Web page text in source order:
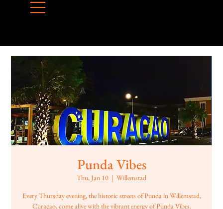
Punda Vibes
Thu, Jan 10
  |
Willemstad
Every Thursday evening, the historic streets of Punda in Willemstad,
Curaçao, come alive with the vibrant energy of Punda Vibes.